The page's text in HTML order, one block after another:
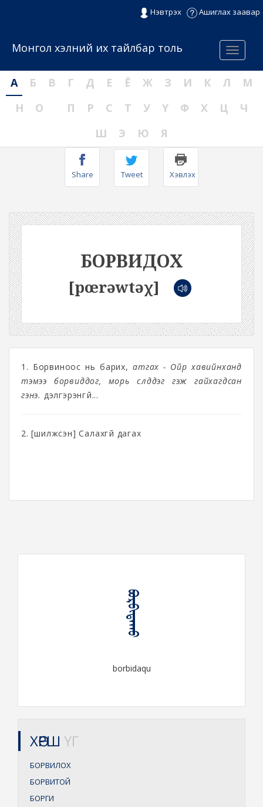
Нэвтрэх Ашиглах заавар
Menu
Монгол хэлний их тайлбар толь
А Б В Г Д Е Ё Ж З И К Л
М
Н
О П Р С Т У Ү Ф Х Ц
Ч
Ш
Э Ю Я
Share Tweet Хэвлэх
БОРВИДОХ
[pœrəwtəχ]
1. Борвиноос нь барих,атгах - Ойр хавийнханд
тэмээ борвиддог, морь сүүлддэг гэж гайхагдсан
гэнэ. дэлгэрэнгүй...
2. [шилжсэн] Салахгүй дагах
ᠪᠣᠷᠪᠢᠳᠠᠬᠤ
borbidaqu
ХӨРШ ҮГ
БОРВИЛОХ
БОРВИТОЙ
БОРГИ